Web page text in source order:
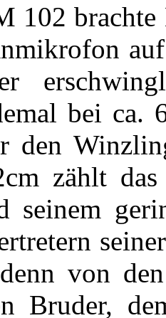
102 brachte
bei ca.
den
zählt
seinem
von
Bruder,